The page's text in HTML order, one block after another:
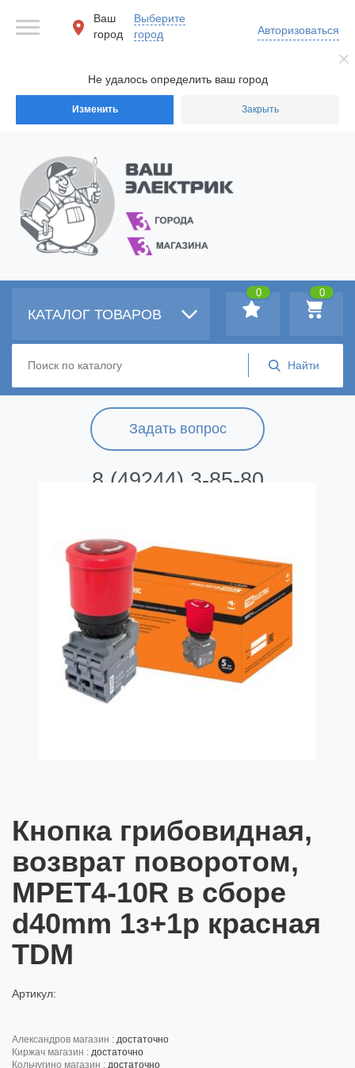
Не удалось определить ваш город
Изменить Закрыть
Ваш
город
Выберите
город
Авторизоваться
Задать вопрос
8 (49244) 3-85-80
КАТАЛОГ ТОВАРОВ
0
0
Кнопка грибовидная,
возврат поворотом,
MPET4-10R в сборе
d40mm 1з+1р красная
TDM
Артикул:
александров магазин : достаточно
киржач магазин : достаточно
кольчугино магазин : достаточно